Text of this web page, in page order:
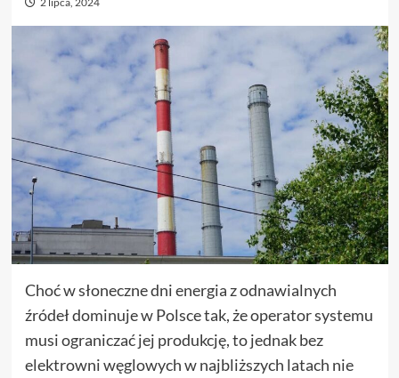
Choć w słoneczne dni energia z odnawialnych
źródeł dominuje w Polsce tak, że operator systemu
musi ograniczać jej produkcję, to jednak bez
elektrowni węglowych w najbliższych latach nie